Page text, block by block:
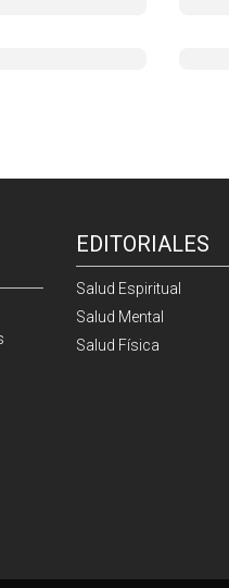
EDITORIALES
Salud Espiritual
Salud Mental
Salud Física